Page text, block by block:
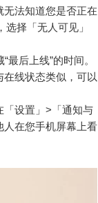
无法知道您是否正在
择「无人可见」
最后上线”的时间。
线状态类似，可以
「设置」>「通知与
人在您手机屏幕上看